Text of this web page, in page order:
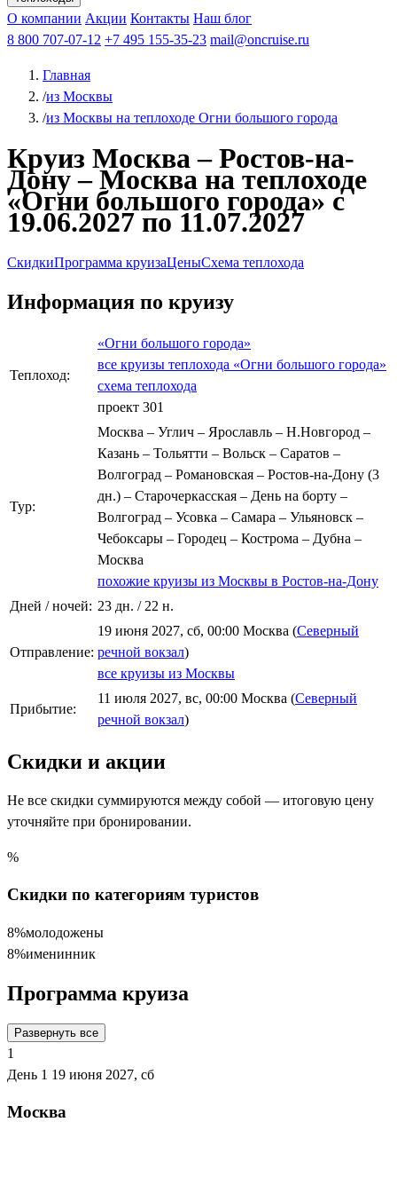
Чебоксарыиз Волгоградаиз Саратова Все города
КазаньВ Нижний НовгородВ ПермьВ Ростов-на-Дону
РыбинскНа СоловкиНа ВалаамПо ОкеПо Енисею
Афанасий Никитин Октябрьская революция
ФединАлександр СвешниковИван
МироновА.С.Попов
О компании Акции Контакты Наш блог
8 800 707-07-12 +7 495 155-35-23 mail@oncruise.ru
Главная
/из Москвы
/из Москвы на теплоходе Огни большого города
Круиз Москва – Ростов-на-
Дону – Москва на теплоходе
«Огни большого города» с
19.06.2027 по 11.07.2027
СкидкиПрограмма круизаЦеныСхема теплохода
Информация по круизу
Теплоход:
«Огни большого города»
все круизы теплохода «Огни большого города»
схема теплохода
проект 301
Тур:
Москва – Углич – Ярославль – Н.Новгород –
Казань – Тольятти – Вольск – Саратов –
Волгоград – Романовская – Ростов-на-Дону (3
дн.) – Старочеркасская – День на борту –
Волгоград – Усовка – Самара – Ульяновск –
Чебоксары – Городец – Кострома – Дубна –
Москва
похожие круизы из Москвы в Ростов-на-Дону
Дней / ночей: 23 дн. / 22 н.
Отправление:
19 июня 2027, сб, 00:00 Москва (Северный
речной вокзал)
все круизы из Москвы
Прибытие:
11 июля 2027, вс, 00:00 Москва (Северный
речной вокзал)
Скидки и акции
Не все скидки суммируются между собой — итоговую цену
уточняйте при бронировании.
%
Скидки по категориям туристов
8%молодожены
8%именинник
Программа круиза
Развернуть все
1
День 1 19 июня 2027, сб
Москва